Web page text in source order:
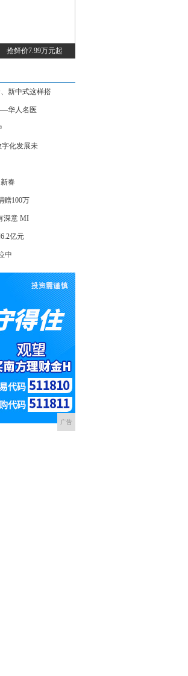
抢鲜价7.99万元起
新中式这样搭
华人名医
化发展未
春
赠100万
深意 MI
亿元
中
广告